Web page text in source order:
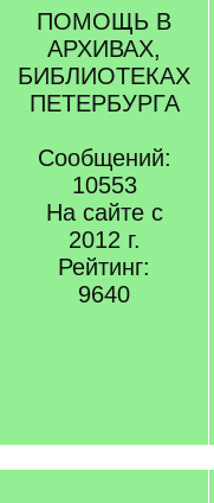
ПОМОЩЬ В
АРХИВАХ,
БИБЛИОТЕКАХ
ПЕТЕРБУРГА
Сообщений:
10553
На сайте с
2012 г.
Рейтинг:
9640